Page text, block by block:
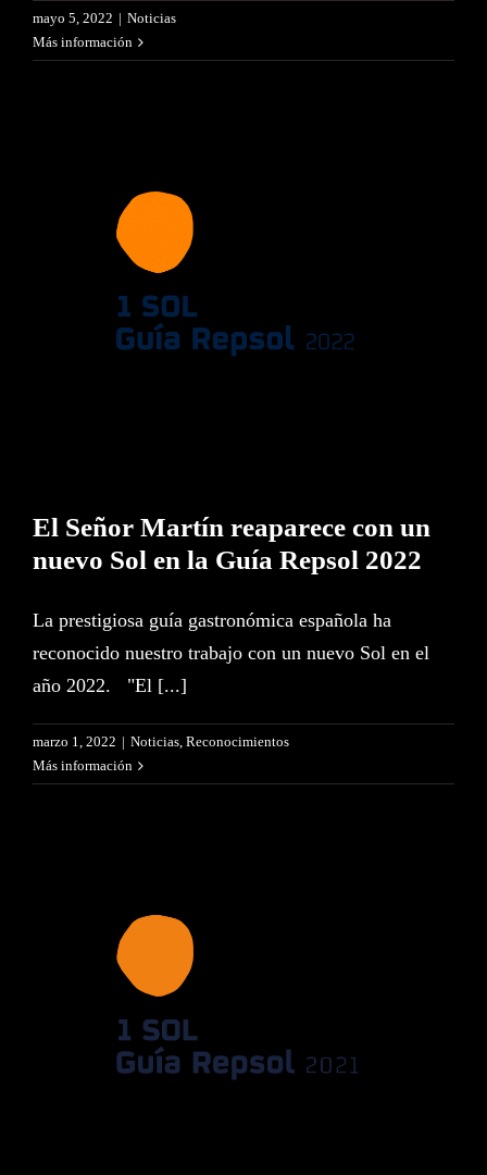
mayo 5, 2022 | Noticias
Más información
El Señor Martín reaparece con
un nuevo Sol en la Guía Repsol
El Señor Martín reaparece con un
nuevo Sol en la Guía Repsol 2022
La prestigiosa guía gastronómica española ha
reconocido nuestro trabajo con un nuevo Sol en el
año 2022. "El [...]
marzo 1, 2022 | Noticias, Reconocimientos
Más información
El Señor Martín nuevamente
galardonado con un Sol en la
Guía Repsol 2021